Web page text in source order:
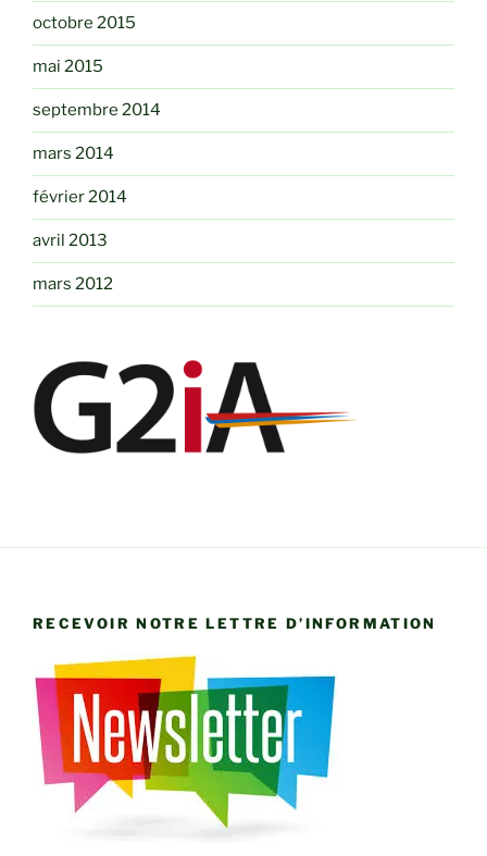
octobre 2015
mai 2015
septembre 2014
mars 2014
février 2014
avril 2013
mars 2012
RECEVOIR NOTRE LETTRE D’INFORMATION